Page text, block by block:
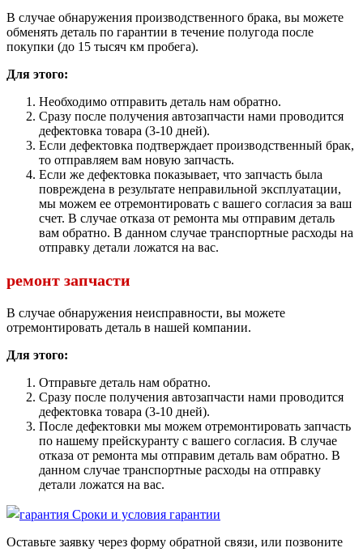
В случае обнаружения производственного брака, вы можете
обменять деталь по гарантии в течение полугода после
покупки (до 15 тысяч км пробега).
Для этого:
Необходимо отправить деталь нам обратно.
Сразу после получения автозапчасти нами проводится
дефектовка товара (3-10 дней).
Если дефектовка подтверждает производственный брак,
то отправляем вам новую запчасть.
Если же дефектовка показывает, что запчасть была
повреждена в результате неправильной эксплуатации,
мы можем ее отремонтировать с вашего согласия за ваш
счет. В случае отказа от ремонта мы отправим деталь
вам обратно. В данном случае транспортные расходы на
отправку детали ложатся на вас.
ремонт запчасти
В случае обнаружения неисправности, вы можете
отремонтировать деталь в нашей компании.
Для этого:
Отправьте деталь нам обратно.
Сразу после получения автозапчасти нами проводится
дефектовка товара (3-10 дней).
После дефектовки мы можем отремонтировать запчасть
по нашему прейскуранту с вашего согласия. В случае
отказа от ремонта мы отправим деталь вам обратно. В
данном случае транспортные расходы на отправку
детали ложатся на вас.
Сроки и условия гарантии
Оставьте заявку через форму обратной связи, или позвоните